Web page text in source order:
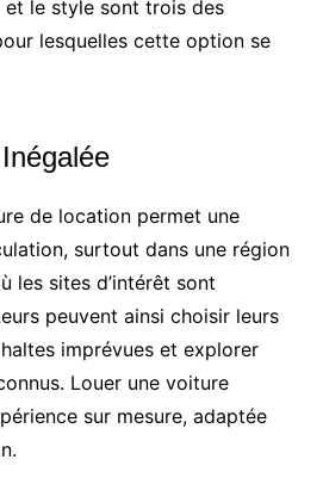
le style sont trois des
lesquelles cette option se
de location permet une
surtout dans une région
les sites d’intérêt sont
peuvent ainsi choisir leurs
imprévues et explorer
Louer une voiture
sur mesure, adaptée